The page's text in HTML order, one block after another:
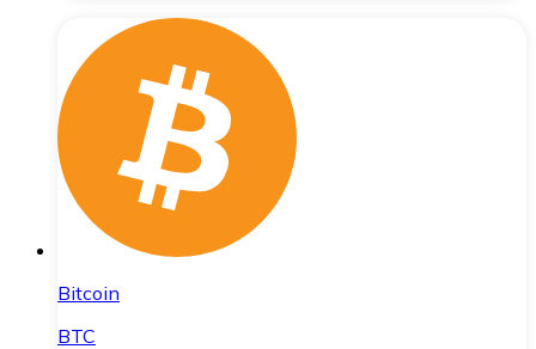
Bitcoin
BTC